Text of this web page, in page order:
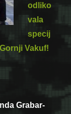
odliko
vala
specij
Vakuf!
Grabar-